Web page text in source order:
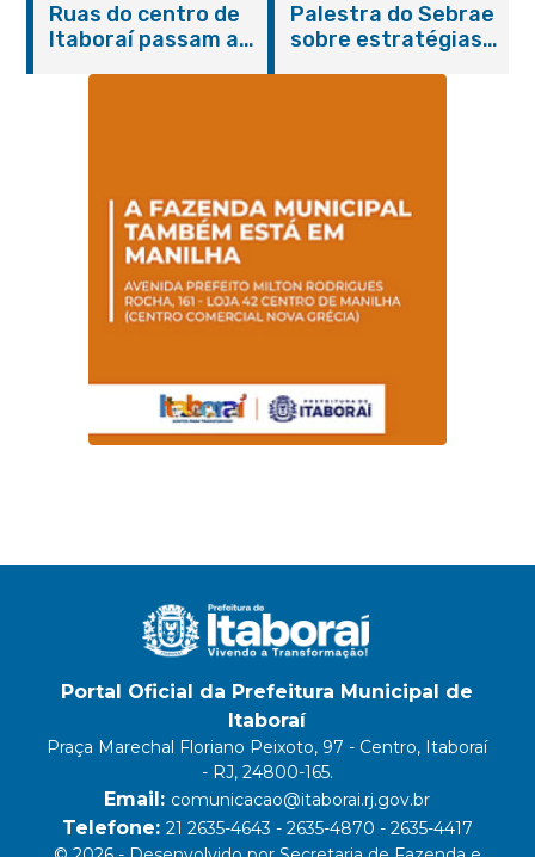
promovem
conscientização
sobre hanseníase
Ruas do centro de
Itaboraí passam a
Palestra do Sebrae
sobre estratégias
Portal Oficial da Prefeitura Municipal de
Itaboraí
Praça Marechal Floriano Peixoto, 97 - Centro, Itaboraí
- RJ, 24800-165.
Email: comunicacao@itaborai.rj.gov.br
Telefone: 21 2635-4643 - 2635-4870 - 2635-4417